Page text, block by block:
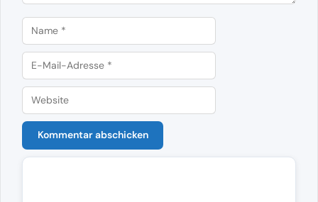
Name
E-
Mail-
Adresse
Website